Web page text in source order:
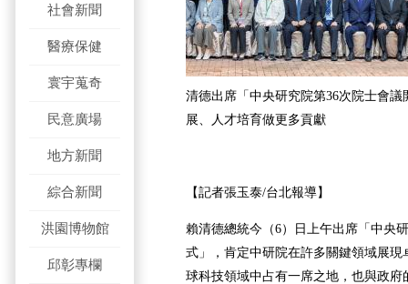
社會新聞
醫療保健
寰宇蒐奇
民意廣場
地方新聞
綜合新聞
洪園博物館
邱彰專欄
清德出席「中央研究院第36次院士會
展、人才培育做更多貢獻
【記者張玉泰/台北報導】
賴清德總統今（6）日上午出席「中央
式」，肯定中研院在許多關鍵領域展
球科技領域中占有一席之地，也與政